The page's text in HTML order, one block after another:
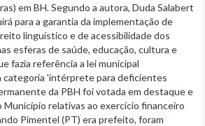
em BH. Segundo a autora, Duda Salabert
para a garantia da implementação de
linguístico e de acessibilidade dos
esferas de saúde, educação, cultura e
fazia referência a lei municipal
categoria 'intérprete para deficientes
da PBH foi votada em destaque e
relativas ao exercício financeiro
Pimentel (PT) era prefeito, foram